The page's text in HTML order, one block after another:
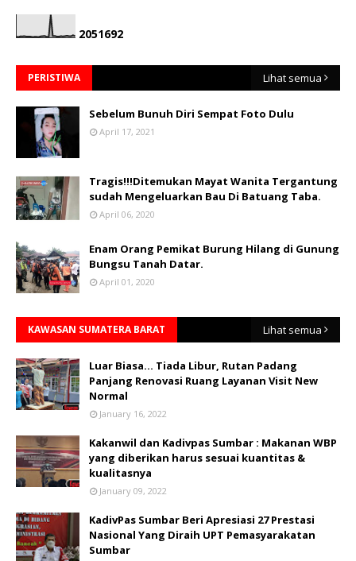
2051692
PERISTIWA Lihat semua
Sebelum Bunuh Diri Sempat Foto Dulu
April 17, 2021
Tragis!!!Ditemukan Mayat Wanita Tergantung
sudah Mengeluarkan Bau Di Batuang Taba.
April 06, 2020
Enam Orang Pemikat Burung Hilang di Gunung
Bungsu Tanah Datar.
April 01, 2020
KAWASAN SUMATERA BARAT Lihat semua
Luar Biasa... Tiada Libur, Rutan Padang
Panjang Renovasi Ruang Layanan Visit New
Normal
January 16, 2022
Kakanwil dan Kadivpas Sumbar : Makanan WBP
yang diberikan harus sesuai kuantitas &
kualitasnya
January 09, 2022
KadivPas Sumbar Beri Apresiasi 27 Prestasi
Nasional Yang Diraih UPT Pemasyarakatan
Sumbar